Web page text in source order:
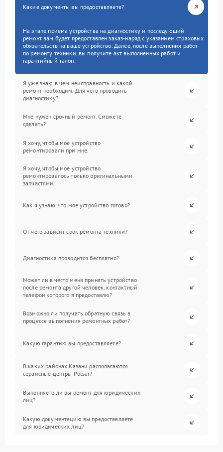
Какие документы вы предоставляете?
На этапе приема устройства на диагностику и последующий
ремонт вам будет предоставлен заказ-наряд с указанием страховых
обязательств на ваше устройство. Далее, после выполнения работ
по ремонту техники, вы получите акт выполненных работ и
гарантийный талон.
Я уже знаю в чем неисправность и какой
ремонт необходим. Для чего проводить
диагностику?
Мне нужен срочный ремонт. Сможете
сделать?
Я хочу, чтобы мое устройство
ремонтировали при мне.
Я хочу, чтобы мое устройство
ремонтировалось только оригинальными
запчастями.
Как я узнаю, что мое устройство готово?
От чего зависит срок ремонта техники?
Диагностика проводится бесплатно?
Может ли вместо меня принять устройство
после ремонта другой человек, контактный
телефон которого я предоставлю?
Возможно ли получать обратную связь в
процессе выполнения ремонтных работ?
Какую гарантию вы предоставляете?
В каких районах Казани располагаются
сервисные центры Pulsar?
Выполняете ли вы ремонт для юридических
лиц?
Какую документацию вы предоставляете
для юридических лиц?